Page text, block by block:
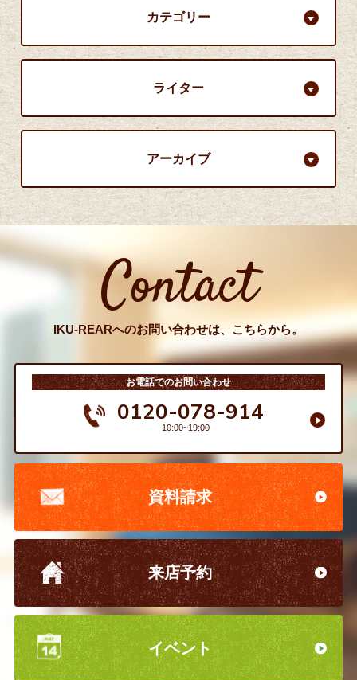
カテゴリー
ライター
アーカイブ
Contact
IKU-REARへのお問い合わせは、こちらから。
お電話でのお問い合わせ
0120-078-914
10:00~19:00
資料請求
来店予約
イベント